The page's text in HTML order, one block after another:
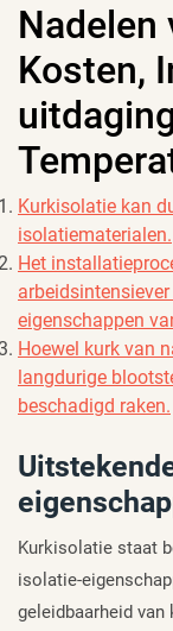
Nadelen
Kosten,
Kurkisolatie kan
isolatiematerialen.
Het
eigenschappen
Hoewel kurk van
langdurige
beschadigd raken.
Kurkisolatie staat
isolatie-
geleidbaarheid